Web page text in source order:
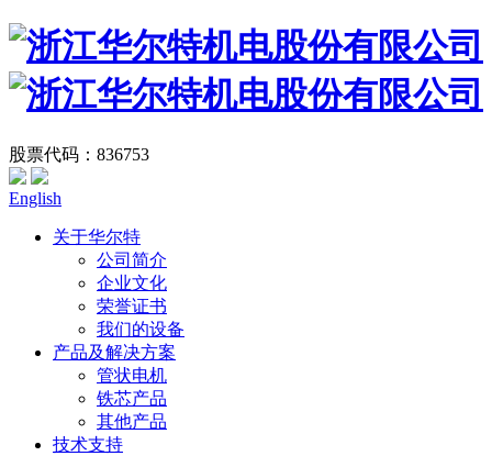
股票代码：836753
English
关于华尔特
公司简介
企业文化
荣誉证书
我们的设备
产品及解决方案
管状电机
铁芯产品
其他产品
技术支持